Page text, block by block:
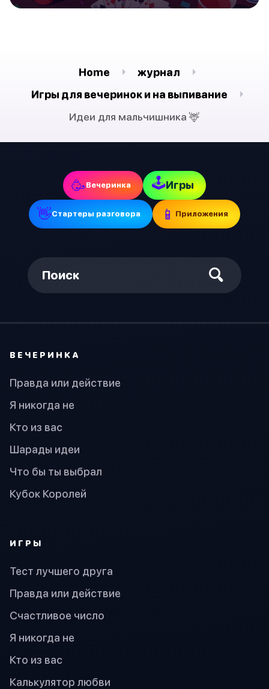
Home
журнал
Игры для вечеринок и на выпивание
Идеи для мальчишника 🦌
🥳Вечеринка 🕹Игры
👋Стартеры разговора 📱 Приложения
Поиск
ВЕЧЕРИНКА
Правда или действие
Я никогда не
Кто из вас
Шарады идеи
Что бы ты выбрал
Кубок Королей
ИГРЫ
Тест лучшего друга
Правда или действие
Счастливое число
Я никогда не
Кто из вас
Калькулятор любви